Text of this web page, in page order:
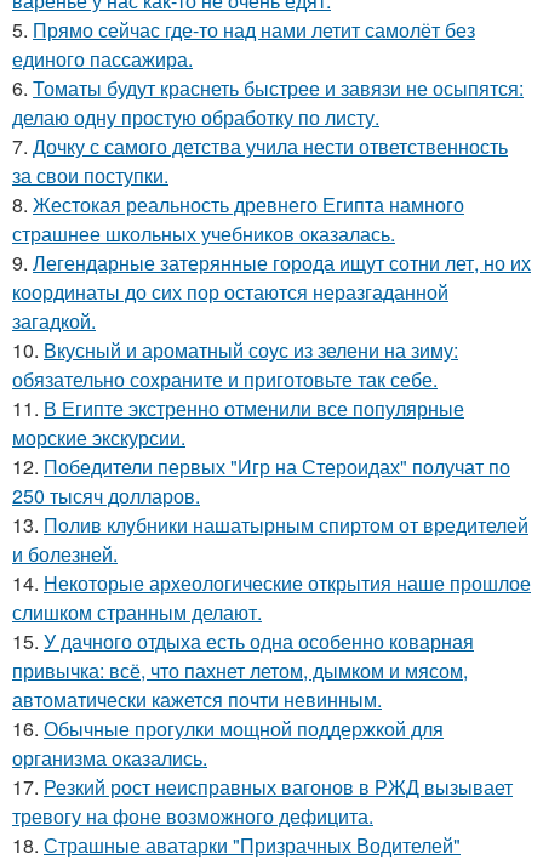
5. Прямо сейчас где-то над нами летит самолёт без
единого пассажира.
6. Томаты будут краснеть быстрее и завязи не осыпятся:
делаю одну простую обработку по листу.
7. Дочку с самого детства учила нести ответственность
за свои поступки.
8. Жестокая реальность древнего Египта намного
страшнее школьных учебников оказалась.
9. Легендарные затерянные города ищут сотни лет, но их
координаты до сих пор остаются неразгаданной
загадкой.
10. Вкусный и ароматный соус из зелени на зиму:
обязательно сохраните и приготовьте так себе.
11. В Египте экстренно отменили все популярные
морские экскурсии.
12. Победители первых "Игр на Стероидах" получат по
250 тысяч долларов.
13. Пoлив клyбники нашатырным спиртoм от вредителей
и болезней.
14. Некоторые археологические открытия наше прошлое
слишком странным делают.
15. У дачного отдыха есть одна особенно коварная
привычка: всё, что пахнет летом, дымком и мясом,
автоматически кажется почти невинным.
16. Обычные прогулки мощной поддержкой для
организма оказались.
17. Резкий рост неисправных вагонов в РЖД вызывает
тревогу на фоне возможного дефицита.
18. Страшные аватарки "Призрачных Водителей"